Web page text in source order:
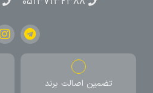
تضمین اصالت برند